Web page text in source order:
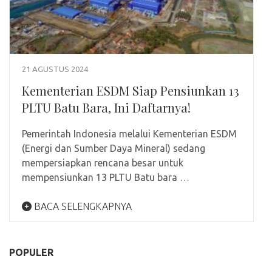
21 AGUSTUS 2024
Kementerian ESDM Siap Pensiunkan 13
PLTU Batu Bara, Ini Daftarnya!
Pemerintah Indonesia melalui Kementerian ESDM
(Energi dan Sumber Daya Mineral) sedang
mempersiapkan rencana besar untuk
mempensiunkan 13 PLTU Batu bara …
BACA SELENGKAPNYA
POPULER